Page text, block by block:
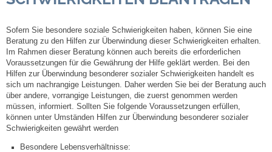
Gebühren und Beiträge
Ortsrecht
Haushalt 2026
Trinkwasser - Härtebereich
Sofern Sie besondere soziale Schwierigkeiten haben, können Sie eine
Beratung zu den Hilfen zur Überwindung dieser Schwierigkeiten erhalten.
Im Rahmen dieser Beratung können auch bereits die erforderlichen
Voraussetzungen für die Gewährung der Hilfe geklärt werden. Bei den
Hilfen zur Überwindung besonderer sozialer Schwierigkeiten handelt es
sich um nachrangige Leistungen. Daher werden Sie bei der Beratung auch
über andere, vorrangige Leistungen, die zuerst genommen werden
müssen, informiert. Sollten Sie folgende Voraussetzungen erfüllen,
können unter Umständen Hilfen zur Überwindung besonderer sozialer
Schwierigkeiten gewährt werden
Besondere Lebensverhältnisse: